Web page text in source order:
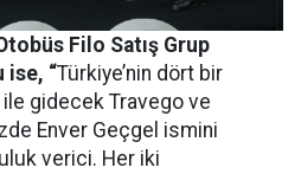
Filo Satış Grup
ise, “Türkiye’nin dört bir
gidecek Travego ve
Enver Geçgel ismini
verici. Her iki